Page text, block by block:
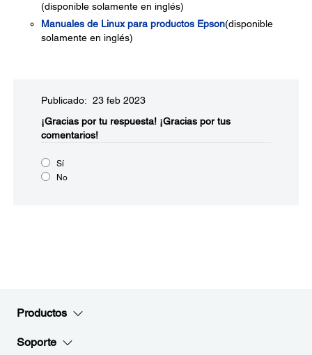
(disponible solamente en inglés)
Manuales de Linux para productos Epson(disponible
solamente en inglés)
Publicado: 23 feb 2023
¡Gracias por tu respuesta! ¡Gracias por tus
comentarios!
Sí
No
Productos
Soporte